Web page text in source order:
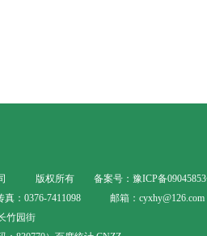
公司 版权所有 备案号：豫ICP备
：0376-7411098 邮箱：cyxhy@126.com
竹园街